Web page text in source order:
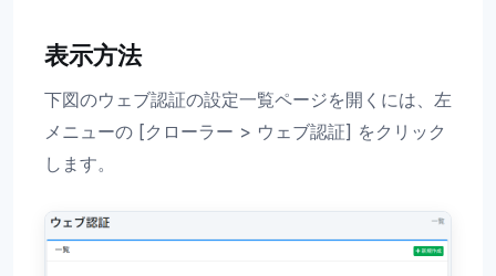
表示方法
下図のウェブ認証の設定一覧ページを開くには、左
メニューの [クローラー > ウェブ認証] をクリック
します。